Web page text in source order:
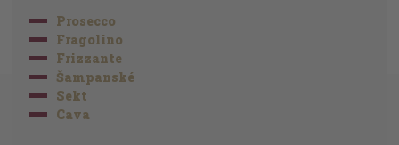
Prosecco
Fragolino
Frizzante
Šampanské
Sekt
Cava